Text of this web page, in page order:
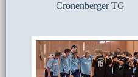
Cronenberger TG